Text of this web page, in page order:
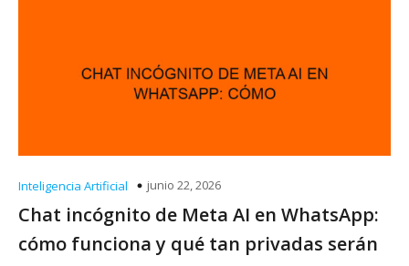
Inteligencia Artificial junio 22, 2026
Chat incógnito de Meta AI en WhatsApp:
cómo funciona y qué tan privadas serán